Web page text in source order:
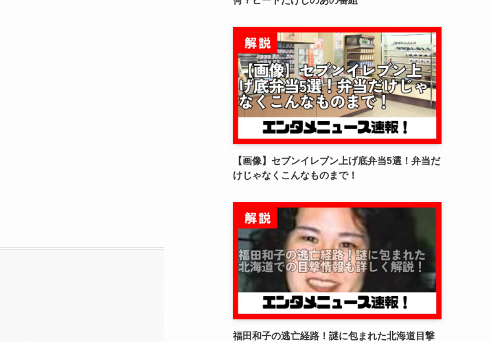
【画像】セブンイレブン上げ底弁当5選！弁当だ
けじゃなくこんなものまで！
福田和子の逃亡経路！謎に包まれた北海道目撃